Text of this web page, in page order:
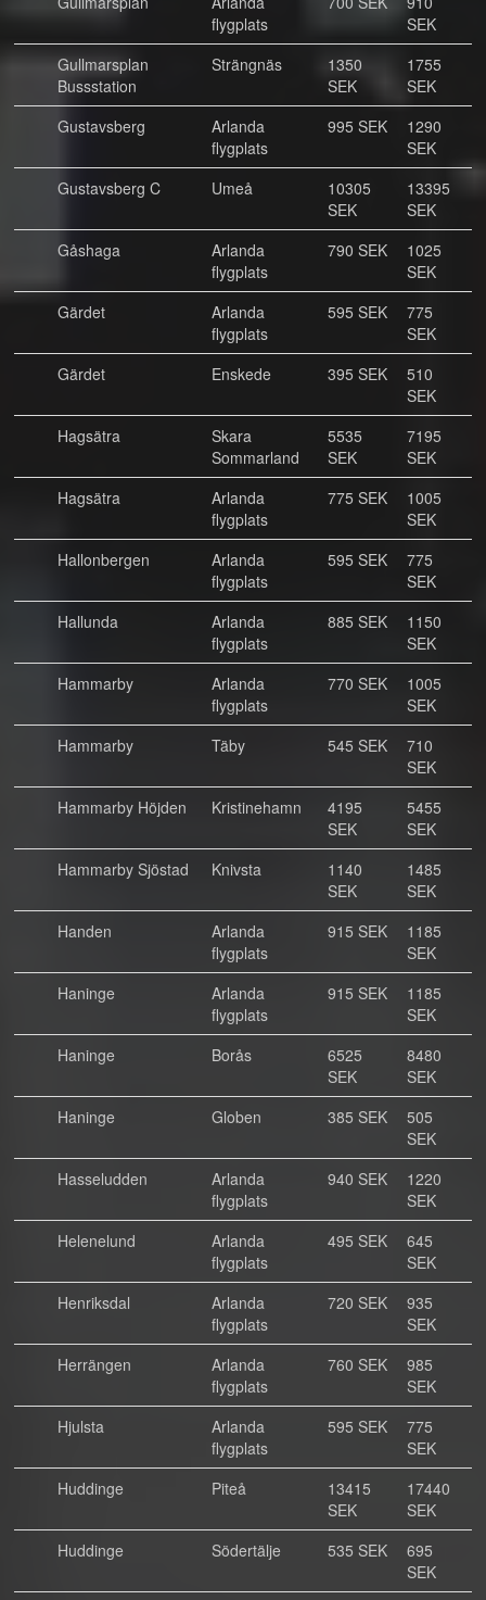
flygplats
SEK
Gullmarsplan
Bussstation
Strängnäs
1350
SEK
1755
SEK
Gustavsberg
Arlanda
flygplats
995 SEK
1290
SEK
Gustavsberg C
Umeå
10305
SEK
13395
SEK
Gåshaga
Arlanda
flygplats
790 SEK
1025
SEK
Gärdet
Arlanda
flygplats
595 SEK
775
SEK
Gärdet
Enskede 395 SEK
510
SEK
Hagsätra
Skara
Sommarland
5535
SEK
7195
SEK
Hagsätra
Arlanda
flygplats
775 SEK
1005
SEK
Hallonbergen
Arlanda
flygplats
595 SEK
775
SEK
Hallunda
Arlanda
flygplats
885 SEK
1150
SEK
Hammarby
Arlanda
flygplats
770 SEK
1005
SEK
Hammarby
Täby 545 SEK
710
SEK
Hammarby Höjden
Kristinehamn
4195
SEK
5455
SEK
Hammarby Sjöstad
Knivsta
1140
SEK
1485
SEK
Handen
Arlanda
flygplats
915 SEK
1185
SEK
Haninge
Arlanda
flygplats
915 SEK
1185
SEK
Haninge
Borås
6525
SEK
8480
SEK
Haninge
Globen 385 SEK
505
SEK
Hasseludden
Arlanda
flygplats
940 SEK
1220
SEK
Helenelund
Arlanda
flygplats
495 SEK
645
SEK
Henriksdal
Arlanda
flygplats
720 SEK
935
SEK
Herrängen
Arlanda
flygplats
760 SEK
985
SEK
Hjulsta
Arlanda
flygplats
595 SEK
775
SEK
Huddinge
Piteå
13415
SEK
17440
SEK
Huddinge
Södertälje 535 SEK
695
SEK